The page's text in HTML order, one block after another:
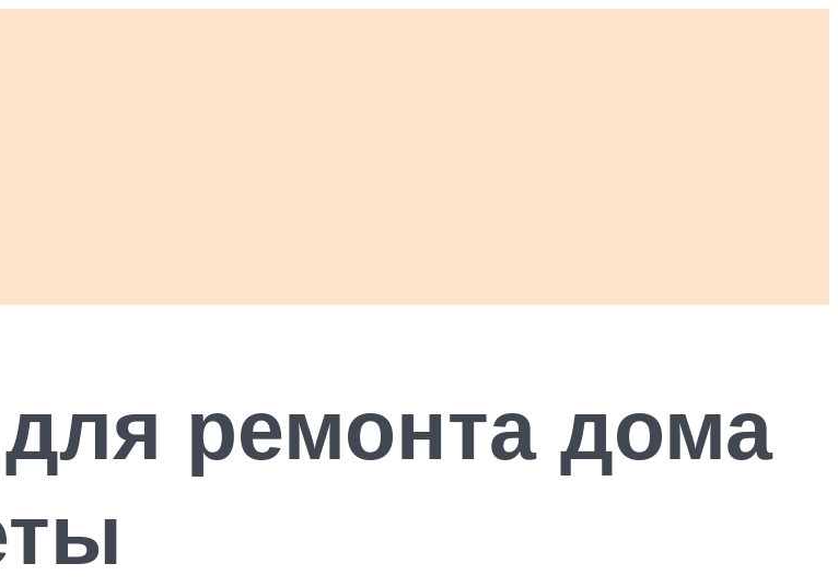
ремонта дома